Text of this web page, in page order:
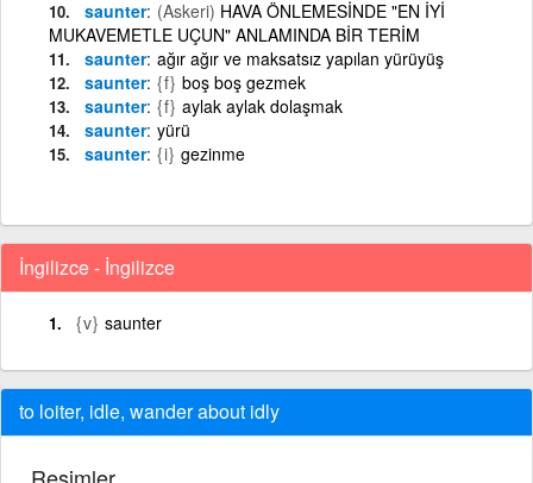
saunter (Askeri) HAVA ÖNLEMESİNDE "EN İYİ
MUKAVEMETLE UÇUN" ANLAMINDA BİR TERİM
saunter ağır ağır ve maksatsız yapılan yürüyüş
saunter {f} boş boş gezmek
saunter {f} aylak aylak dolaşmak
saunter yürü
saunter {i} gezinme
İngilizce - İngilizce
{v} saunter
to loiter, idle, wander about idly